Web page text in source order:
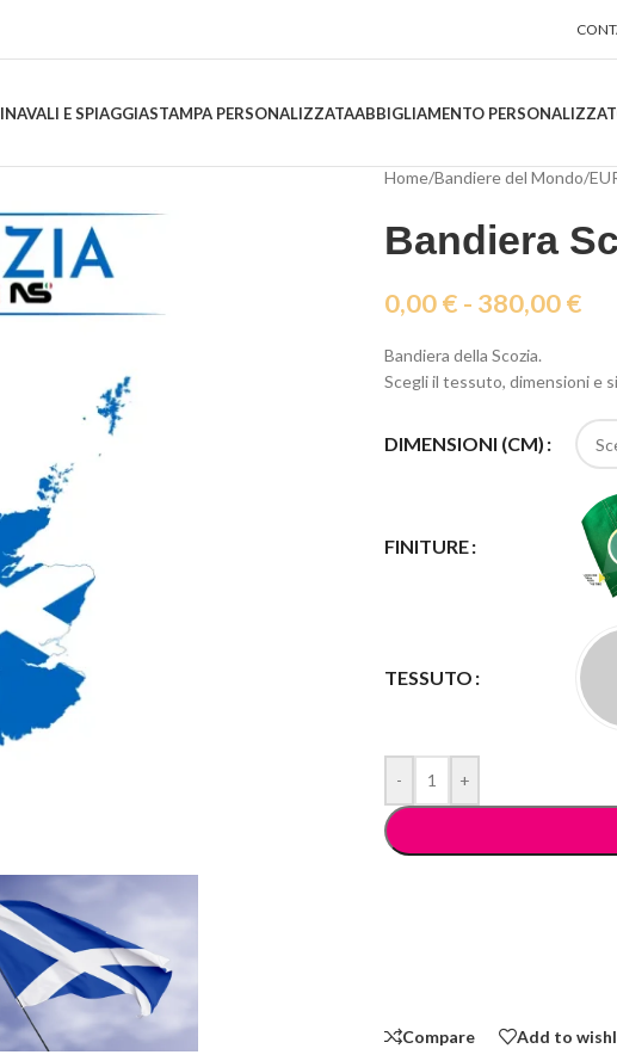
NAVALI E SPIAGGIASTAMPA PERSONALIZZATAABBIGLIAMENTO
Home/Bandiere del Mondo/
Bandiera
0,00€ - 380,00€
Bandiera della Scozia.
Scegli il tessuto, dimensioni e
DIMENSIONI (CM)
FINITURE
TESSUTO
- +
Compare Add to